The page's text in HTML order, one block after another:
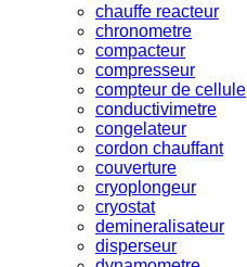
chauffe reacteur
chronometre
compacteur
compresseur
compteur de cellule
conductivimetre
congelateur
cordon chauffant
couverture
cryoplongeur
cryostat
demineralisateur
disperseur